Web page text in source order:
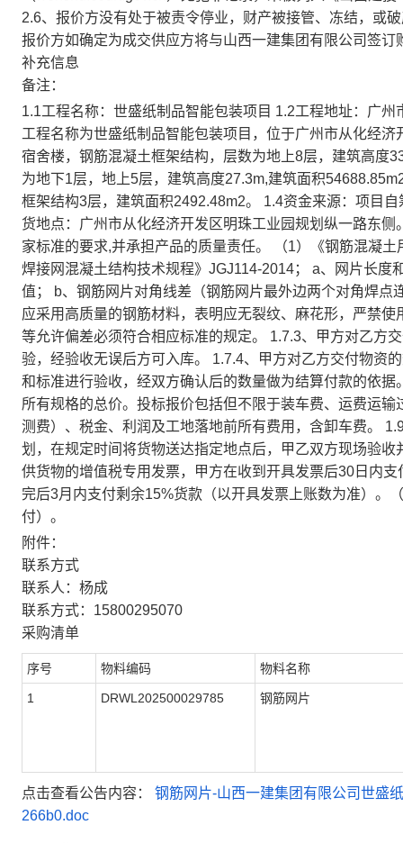
2.6、报价方没有处于被责令停业，财产被接管、冻结，或
报价方如确定为成交供应方将与山西一建集团有限公司签订
补充信息
备注：
1.1工程名称：世盛纸制品智能包装项目 1.2工程地址：广
工程名称为世盛纸制品智能包装项目，位于广州市从化经
宿舍楼，钢筋混凝土框架结构，层数为地上8层，建筑高度
为地下1层，地上5层，建筑高度27.3m,建筑面积
框架结构3层，建筑面积2492.48m2。 1.4资金来源：项目
货地点：广州市从化经济开发区明珠工业园规划纵一路东
家标准的要求,并承担产品的质量责任。 （1）《钢筋混凝
焊接网混凝土结构技术规程》JGJ114-2014； a、网片长
值； b、钢筋网片对角线差（钢筋网片最外边两个对角焊
应采用高质量的钢筋材料，表明应无裂纹、麻花形，严禁
等允许偏差必须符合相应标准的规定。 1.7.3、甲方对乙方
验，经验收无误后方可入库。 1.7.4、甲方对乙方交付物资
和标准进行验收，经双方确认后的数量做为结算付款的依
所有规格的总价。投标报价包括但不限于装车费、运费运
测费）、税金、利润及工地落地前所有费用，含卸车费。
划，在规定时间将货物送达指定地点后，甲乙双方现场验
供货物的增值税专用发票，甲方在收到开具发票后30日内
完后3月内支付剩余15%货款（以开具发票上账数为准）。
付）。
附件：
联系方式
联系人：杨成
联系方式：15800295070
采购清单
序号 物料编码 物料名称
1 DRWL202500029785 钢筋网片
点击查看公告内容： 钢筋网片-山西一建集团有限公司世盛
266b0.doc